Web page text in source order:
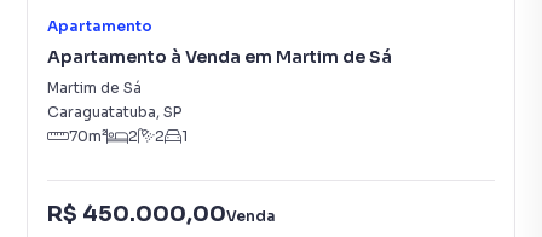
Apartamento
Apartamento à Venda em Martim de Sá
Martim de Sá
Caraguatatuba, SP
70m² 2 2 1
R$ 450.000,00Venda